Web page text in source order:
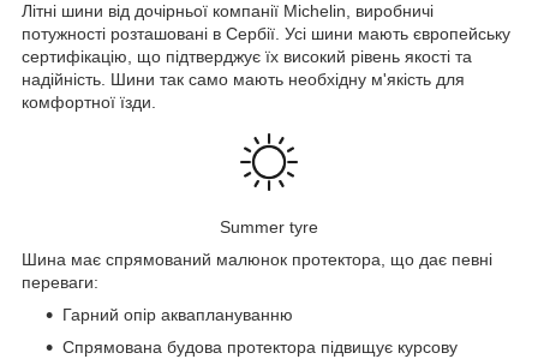
Літні шини від дочірньої компанії Michelin, виробничі
потужності розташовані в Сербії. Усі шини мають європейську
сертифікацію, що підтверджує їх високий рівень якості та
надійність. Шини так само мають необхідну м'якість для
комфортної їзди.
Summer tyre
Шина має спрямований малюнок протектора, що дає певні
переваги:
Гарний опір акваплануванню
Спрямована будова протектора підвищує курсову